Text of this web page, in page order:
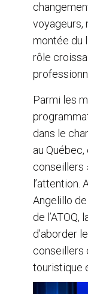
voyageurs,
montée du
rôle
Parmi les
dans le
au
conseillers
l’attention.
Angelillo
de
d’aborder
conseillers
touristique